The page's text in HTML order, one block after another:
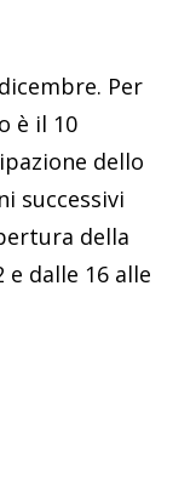
Per
è il 10
dello
successivi
della
e dalle 16 alle